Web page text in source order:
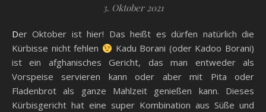
3. Oktober 2021
Der Oktober ist hier! Das heißt es dürfen natürlich die
Kürbisse nicht fehlen
Kadu Borani (oder Kadoo Borani)
ist ein afghanisches Gericht, das man entweder als
Vorspeise servieren kann oder aber mit Pita oder
Fladenbrot als ganze Mahlzeit genießen kann. Dieses
Kürbisgericht hat eine super Kombination aus Süße und